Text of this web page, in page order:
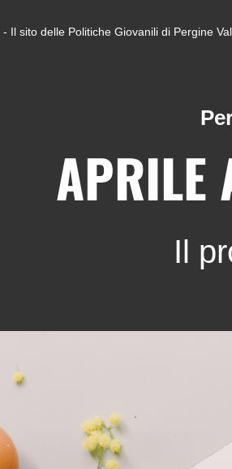
Il sito delle Politiche Giovanili di Pergine
APRILE
Il